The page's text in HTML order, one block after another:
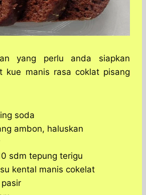
yang perlu anda siapkan
kue manis rasa coklat pisang
soda
ambon, haluskan
sdm tepung terigu
kental manis cokelat